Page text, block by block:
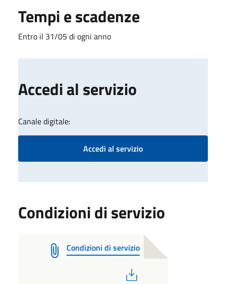
Tempi e scadenze
Entro il 31/05 di ogni anno
Accedi al servizio
Canale digitale:
Accedi al servizio
Condizioni di servizio
Condizioni di servizio